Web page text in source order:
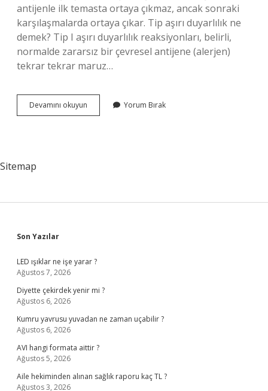
antijenle ilk temasta ortaya çıkmaz, ancak sonraki
karşılaşmalarda ortaya çıkar. Tip aşırı duyarlılık ne
demek? Tip I aşırı duyarlılık reaksiyonları, belirli,
normalde zararsız bir çevresel antijene (alerjen)
tekrar tekrar maruz…
Devamını okuyun
Aşırı
Yorum Bırak
Sitemap
Sidebar
Son Yazılar
LED ışıklar ne işe yarar ?
Ağustos 7, 2026
Diyette çekirdek yenir mi ?
Ağustos 6, 2026
Kumru yavrusu yuvadan ne zaman uçabilir ?
Ağustos 6, 2026
AVI hangi formata aittir ?
Ağustos 5, 2026
Aile hekiminden alınan sağlık raporu kaç TL ?
Ağustos 3, 2026